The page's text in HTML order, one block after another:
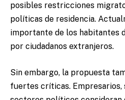
posibles restricciones
políticas de residencia.
importante de los habitantes
por ciudadanos extranjeros.
Sin embargo, la propuesta
fuertes críticas. Empresarios,